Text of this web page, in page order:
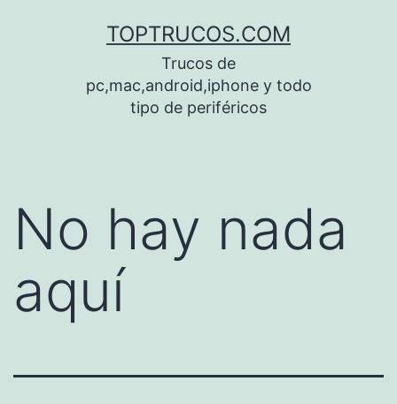
TOPTRUCOS.COM
Trucos de
pc,mac,android,iphone y todo
tipo de periféricos
No hay nada
aquí